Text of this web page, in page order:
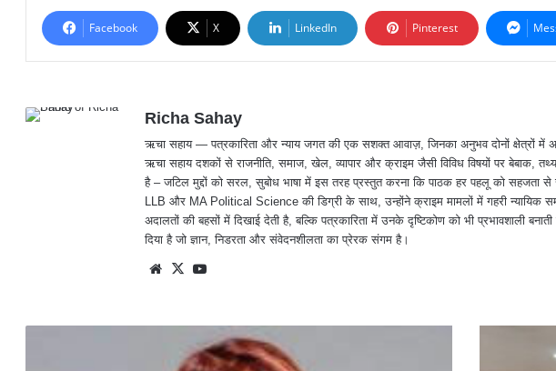
कारोबार पर कड़ा शिकंजा कसने का निर्देश दिया गया है।
X LinkedIn Pinterest
Richa Sahay
ऋचा सहाय — पत्रकारिता और न्याय जगत की एक सशक्त आवाज़, जिनका अनुभव दोनों क्षेत्रों में
अदालतों की बहसों में दिखाई देती है, बल्कि पत्रकारिता में उनके दृष्टिकोण को भी प्रभावशाली
दिया है जो ज्ञान, निडरता और संवेदनशीलता का प्रेरक संगम है।